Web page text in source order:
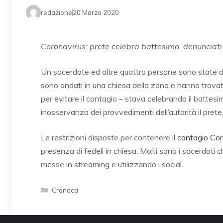
redazione20 Marzo 2020
Coronavirus: prete celebra battesimo,
Un sacerdote ed altre quattro persone sono state
sono andati in una chiesa della zona e hanno
per evitare il contagio – stava celebrando il
inosservanza dei provvedimenti dell’autorità il
Le restrizioni disposte per contenere il contagio
presenza di fedeli in chiesa. Molti sono i sacerdoti
messe in streaming e utilizzando i social.
Categorie
Cronaca